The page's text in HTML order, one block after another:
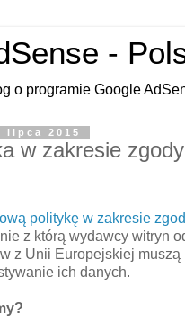
-
o programie Google
lipca 2015
w zakresie zgody
politykę w zakresie
z którą wydawcy witryn
z Unii Europejskiej muszą
ich danych.